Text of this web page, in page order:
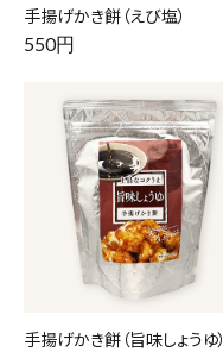
手揚げかき餅（えび塩）
550円
手揚げかき餅（旨味しょうゆ）